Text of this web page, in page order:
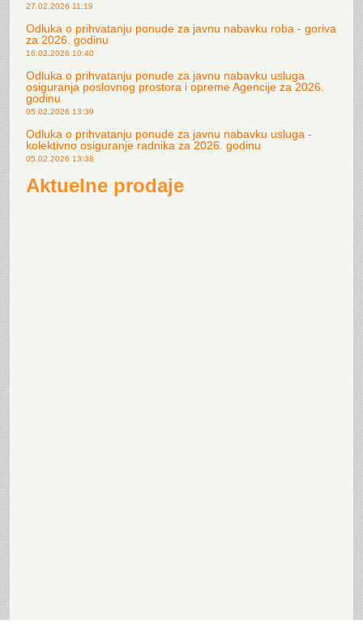
27.02.2026 11:19
Odluka o prihvatanju ponude za javnu nabavku roba - goriva
za 2026. godinu
16.02.2026 10:40
Odluka o prihvatanju ponude za javnu nabavku usluga
osiguranja poslovnog prostora i opreme Agencije za 2026.
godinu
05.02.2026 13:39
Odluka o prihvatanju ponude za javnu nabavku usluga -
kolektivno osiguranje radnika za 2026. godinu
05.02.2026 13:38
Aktuelne prodaje